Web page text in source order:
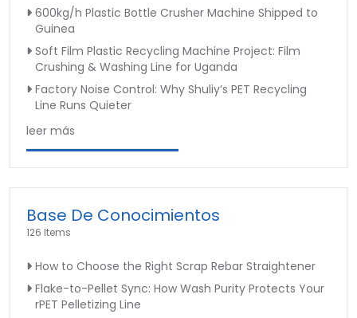
600kg/h Plastic Bottle Crusher Machine Shipped to
Guinea
Soft Film Plastic Recycling Machine Project: Film
Crushing & Washing Line for Uganda
Factory Noise Control: Why Shuliy’s PET Recycling
Line Runs Quieter
leer más
Base De Conocimientos
126 Items
How to Choose the Right Scrap Rebar Straightener
Flake-to-Pellet Sync: How Wash Purity Protects Your
rPET Pelletizing Line